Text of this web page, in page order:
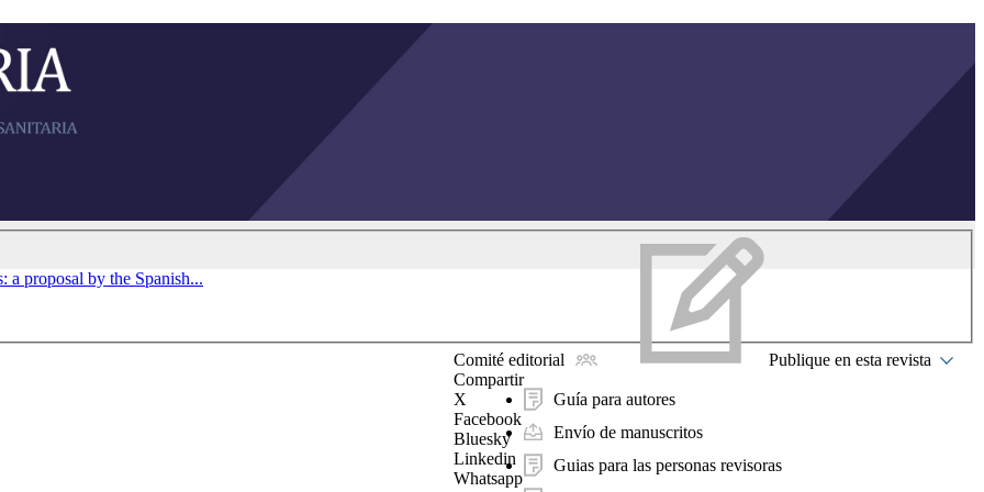
Comité editorial Publique en esta revista
Guía para autores
Envío de manuscritos
Guias para las personas revisoras
Compartir
X
Facebook
Bluesky
Linkedin
Whatsapp
a proposal by the Spanish...